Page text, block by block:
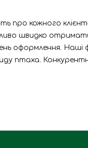
про кожного
швидко отримати
оформлення. Наші
птаха. Конкурентні